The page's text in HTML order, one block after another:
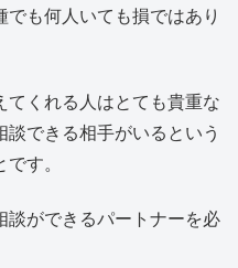
も何人いても損ではあり
てくれる人はとても貴重な
できる相手がいるという
す。
ができるパートナーを必